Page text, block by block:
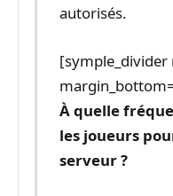
autorisés.
[symple_divider
À quelle
les joueurs
serveur ?